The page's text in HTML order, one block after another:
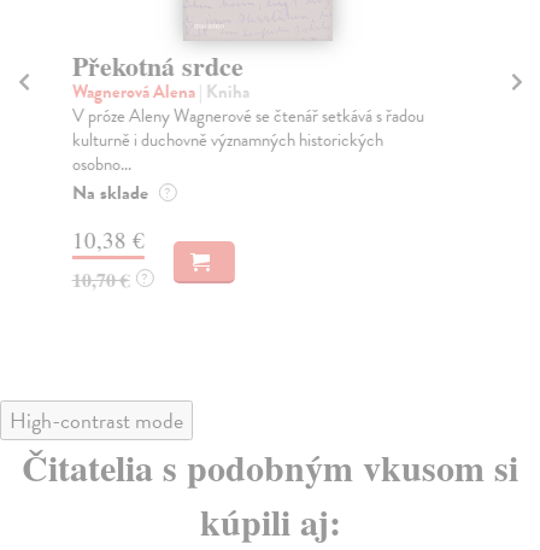
Překotná srdce
Wagnerová Alena| Kniha
V próze Aleny Wagnerové se čtenář setkává s řadou
kulturně i duchovně významných historických
osobno...
Na sklade ?
10,38 €
10,70 € ?
High-contrast mode
Čitatelia s podobným vkusom si
kúpili aj: